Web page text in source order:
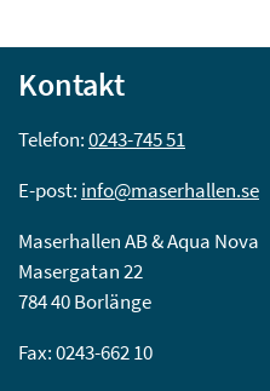
Kontakt
Telefon: 0243-745 51
E-post: info@maserhallen.se
Maserhallen AB & Aqua Nova
Masergatan 22
784 40 Borlänge
Fax: 0243-662 10